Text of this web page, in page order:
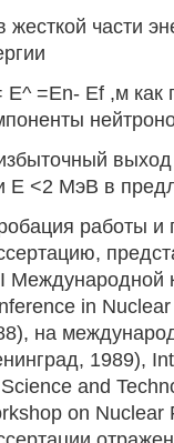
жесткой части
E^ =En- Ef ,м как
Е <2 МэВ в
работы
Международной
in
на
1989),
and
on